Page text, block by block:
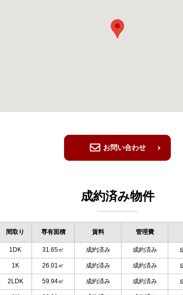
お問い合わせ
成約済み物件
間取り 専有面積 賃料 管理費
1DK 31.65㎡ 成約済み 成約済み
1K 26.01㎡ 成約済み 成約済み
2LDK 59.94㎡ 成約済み 成約済み